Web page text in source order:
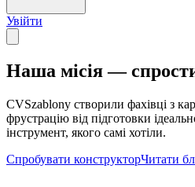
Увійти
Наша місія —
CVSzablony створили фахівці з
фрустрацію від підготовки
інструмент, якого самі хотіли.
Спробувати конструкторЧитати